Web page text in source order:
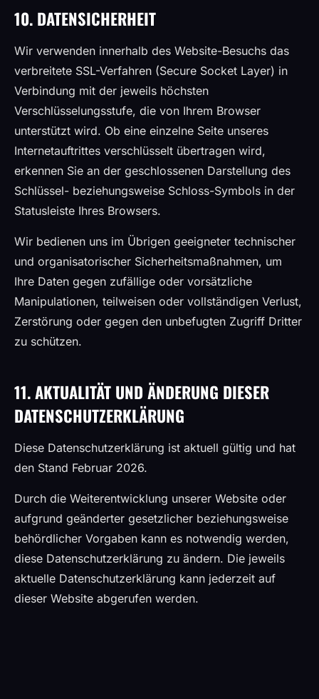
10. DATENSICHERHEIT
Wir verwenden innerhalb des Website-Besuchs das
verbreitete SSL-Verfahren (Secure Socket Layer) in
Verbindung mit der jeweils höchsten
Verschlüsselungsstufe, die von Ihrem Browser
unterstützt wird. Ob eine einzelne Seite unseres
Internetauftrittes verschlüsselt übertragen wird,
erkennen Sie an der geschlossenen Darstellung des
Schlüssel- beziehungsweise Schloss-Symbols in der
Statusleiste Ihres Browsers.
Wir bedienen uns im Übrigen geeigneter technischer
und organisatorischer Sicherheitsmaßnahmen, um
Ihre Daten gegen zufällige oder vorsätzliche
Manipulationen, teilweisen oder vollständigen Verlust,
Zerstörung oder gegen den unbefugten Zugriff Dritter
zu schützen.
11. AKTUALITÄT UND ÄNDERUNG DIESER
DATENSCHUTZERKLÄRUNG
Diese Datenschutzerklärung ist aktuell gültig und hat
den Stand Februar 2026.
Durch die Weiterentwicklung unserer Website oder
aufgrund geänderter gesetzlicher beziehungsweise
behördlicher Vorgaben kann es notwendig werden,
diese Datenschutzerklärung zu ändern. Die jeweils
aktuelle Datenschutzerklärung kann jederzeit auf
dieser Website abgerufen werden.